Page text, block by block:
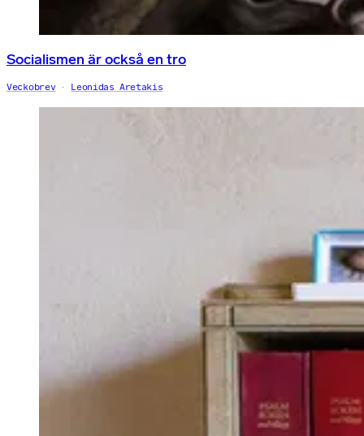
Socialismen är också en tro
Veckobrev Leonidas Aretakis